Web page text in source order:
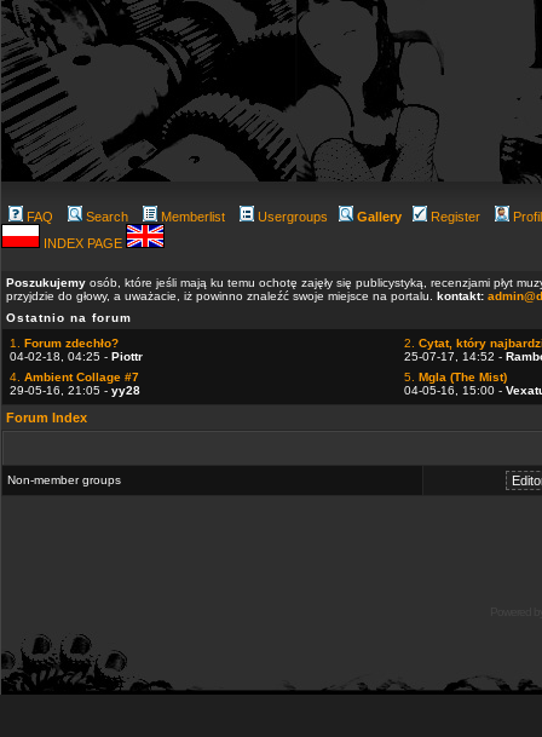
FAQ Search Memberlist Usergroups Gallery Register
INDEX PAGE
Poszukujemy osób, które jeśli mają ku temu ochotę zajęły się publicystyką, recenzjami płyt
przyjdzie do głowy, a uważacie, iż powinno znaleźć swoje miejsce na portalu. kontakt:
Ostatnio na forum
1. Forum zdechło?
04-02-18, 04:25 - Piottr
2. Cytat, który
25-07-17, 14:52 -
4. Ambient Collage #7
29-05-16, 21:05 - yy28
5. Mgla (The Mist)
04-05-16, 15:00 -
Forum Index
Non-member groups